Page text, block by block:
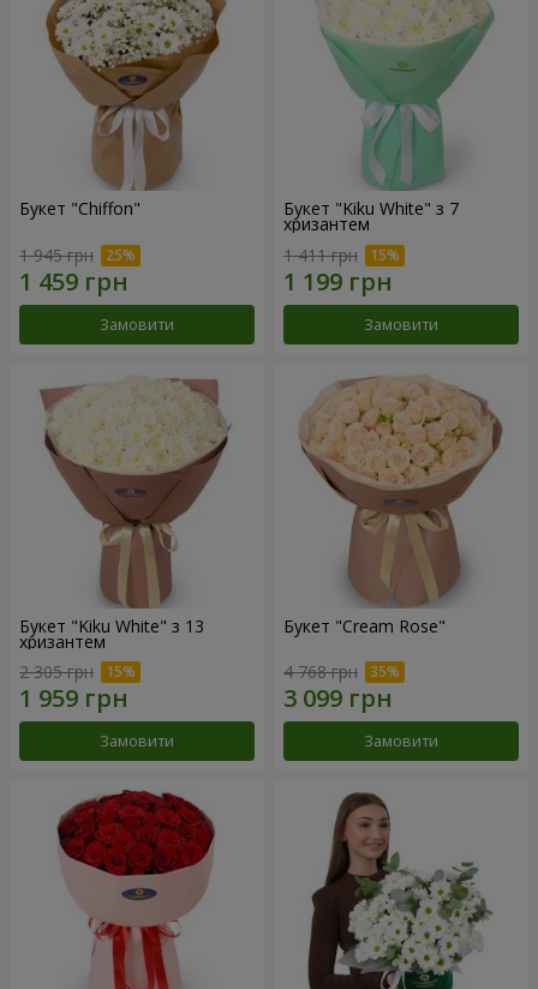
Букет "Chiffon"
1 945 грн
Замовити
Букет "Kiku White" з 7
хризантем
1 411 грн
Замовити
Букет "Kiku White" з 13
хризантем
2 305 грн
Замовити
Букет "Cream Rose"
4 768 грн
Замовити